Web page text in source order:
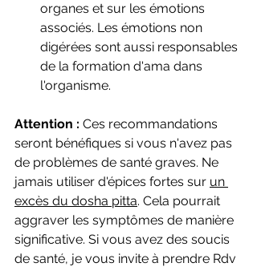
organes et sur les émotions
associés. Les émotions non
digérées sont aussi responsables
de la formation d'ama dans
l'organisme.
Attention : Ces recommandations
seront bénéfiques si vous n'avez pas
de problèmes de santé graves. Ne
jamais utiliser d'épices fortes sur un
excès du dosha pitta. Cela pourrait
aggraver les symptômes de manière
significative. Si vous avez des soucis
de santé, je vous invite à prendre Rdv